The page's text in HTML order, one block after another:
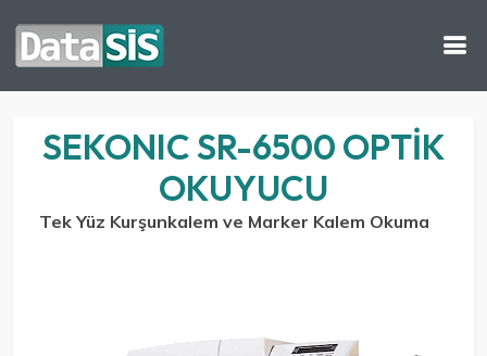
SEKONIC SR-6500 OPTIK
OKUYUCU
Tek Yüz Kurşunkalem ve Marker Kalem Okuma